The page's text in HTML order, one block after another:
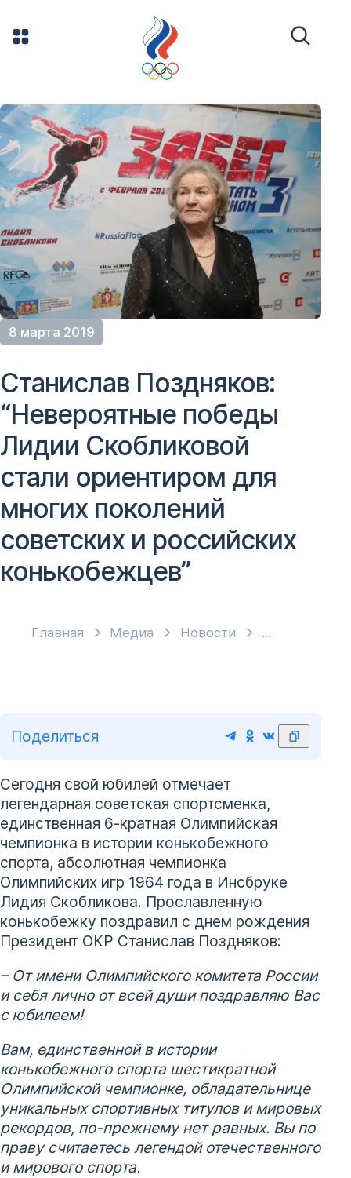
8 марта 2019
Главная Медиа Новости
Станислав Поздняков:
“Невероятные победы
Лидии Скобликовой
стали ориентиром для
многих поколений
советских и российских
конькобежцев”
Поделиться
Сегодня свой юбилей отмечает
легендарная советская спортсменка,
единственная 6-кратная Олимпийская
чемпионка в истории конькобежного
спорта, абсолютная чемпионка
Олимпийских игр 1964 года в Инсбруке
Лидия Скобликова. Прославленную
конькобежку поздравил с днем рождения
Президент ОКР Станислав Поздняков:
– От имени Олимпийского комитета России
и себя лично от всей души поздравляю Вас
с юбилеем!
Вам, единственной в истории
конькобежного спорта шестикратной
Олимпийской чемпионке, обладательнице
уникальных спортивных титулов и мировых
рекордов, по-прежнему нет равных. Вы по
праву считаетесь легендой отечественного
и мирового спорта.